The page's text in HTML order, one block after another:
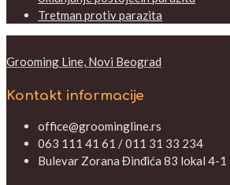
Tretman protiv parazita
Grooming Line, Novi Beograd
Kontakt informacije
office@groomingline.rs
063 111 41 61 / 011 31 33 234
Bulevar Zorana Đinđića 83 lokal 4-1